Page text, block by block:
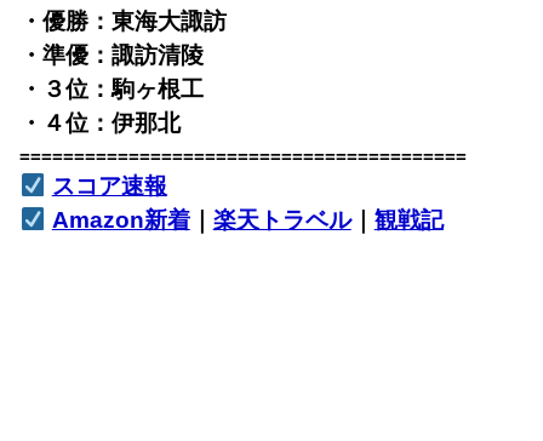
・優勝：東海大諏訪
・準優：諏訪清陵
・３位：駒ヶ根工
・４位：伊那北
=========================================
スコア速報
Amazon新着｜ 楽天トラベル｜ 観戦記